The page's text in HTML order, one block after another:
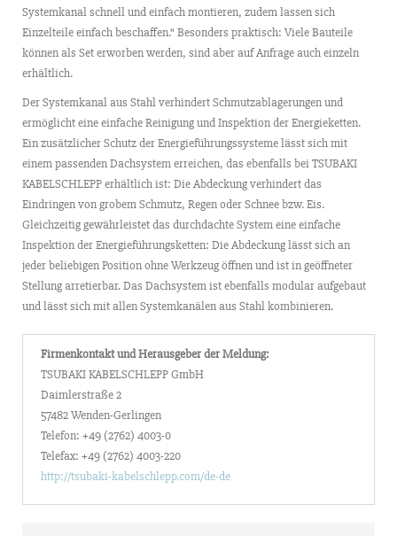
Systemkanal schnell und einfach montieren, zudem lassen sich
Einzelteile einfach beschaffen.“ Besonders praktisch: Viele Bauteile
können als Set erworben werden, sind aber auf Anfrage auch einzeln
erhältlich.
Der Systemkanal aus Stahl verhindert Schmutzablagerungen und
ermöglicht eine einfache Reinigung und Inspektion der Energieketten.
Ein zusätzlicher Schutz der Energieführungssysteme lässt sich mit
einem passenden Dachsystem erreichen, das ebenfalls bei TSUBAKI
KABELSCHLEPP erhältlich ist: Die Abdeckung verhindert das
Eindringen von grobem Schmutz, Regen oder Schnee bzw. Eis.
Gleichzeitig gewährleistet das durchdachte System eine einfache
Inspektion der Energieführungsketten: Die Abdeckung lässt sich an
jeder beliebigen Position ohne Werkzeug öffnen und ist in geöffneter
Stellung arretierbar. Das Dachsystem ist ebenfalls modular aufgebaut
und lässt sich mit allen Systemkanälen aus Stahl kombinieren.
Firmenkontakt und Herausgeber der Meldung:
TSUBAKI KABELSCHLEPP GmbH
Daimlerstraße 2
57482 Wenden-Gerlingen
Telefon: +49 (2762) 4003-0
Telefax: +49 (2762) 4003-220
http://tsubaki-kabelschlepp.com/de-de